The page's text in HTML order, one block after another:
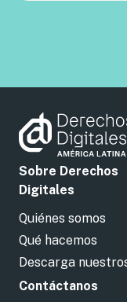
Sobre Derechos
Digitales
Quiénes somos
Qué hacemos
Descarga
Contáctanos